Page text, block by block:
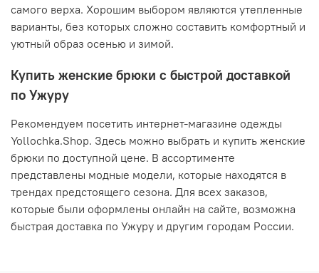
самого верха. Хорошим выбором являются утепленные
варианты, без которых сложно составить комфортный и
уютный образ осенью и зимой.
Купить женские брюки с быстрой доставкой
по Ужуру
Рекомендуем посетить интернет-магазине одежды
Yollochka.Shop. Здесь можно выбрать и купить женские
брюки по доступной цене. В ассортименте
представлены модные модели, которые находятся в
трендах предстоящего сезона. Для всех заказов,
которые были оформлены онлайн на сайте, возможна
быстрая доставка по Ужуру и другим городам России.